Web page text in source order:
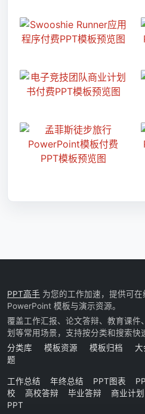
PPT高手 为您的工作加速，提供可
PowerPoint 模板与演示资源。
覆盖工作汇报、论文答辩、教育课件
划等常用场景，支持按分类和搜索快
分类库
模板资源 模板归档 大
题
工作总结 年终总结 PPT图表
校
高校答辩 毕业答辩 商业计划
PPT